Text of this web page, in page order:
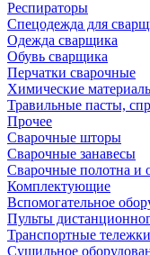
Респираторы
Спецодежда для
Одежда сварщика
Обувь сварщика
Перчатки сварочные
Химические
Травильные пасты,
Прочее
Сварочные шторы
Сварочные занавесы
Сварочные полотна и
Комплектующие
Вспомогательное
Пульты
Транспортные тележки
Сушильное